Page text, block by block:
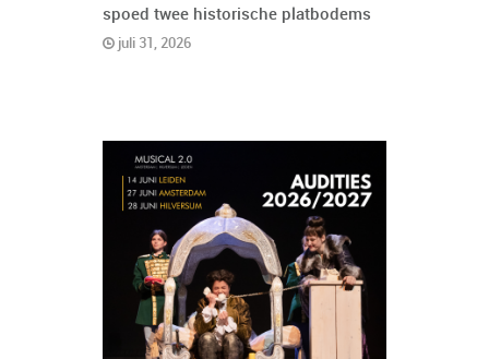
spoed twee historische platbodems
juli 31, 2026